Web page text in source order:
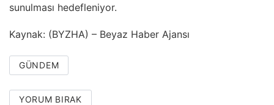
sunulması hedefleniyor.
Kaynak: (BYZHA) – Beyaz Haber Ajansı
GÜNDEM
YORUM BIRAK